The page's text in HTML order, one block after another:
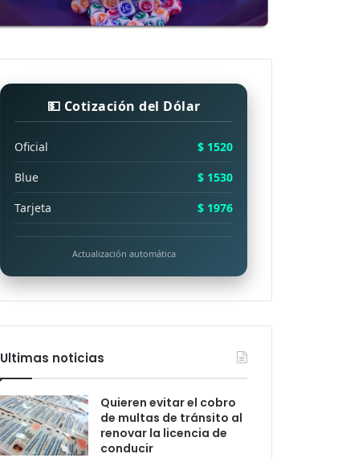
💵 Cotización del Dólar
Oficial
$ 1520
Blue
$ 1530
Tarjeta
$ 1976
Actualización automática
Ultimas noticias
Quieren evitar el cobro
de multas de tránsito al
renovar la licencia de
conducir